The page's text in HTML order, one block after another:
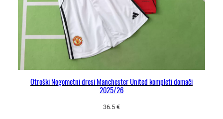
Otroški Nogometni dresi Manchester United kompleti domači
2025/26
36.5 €